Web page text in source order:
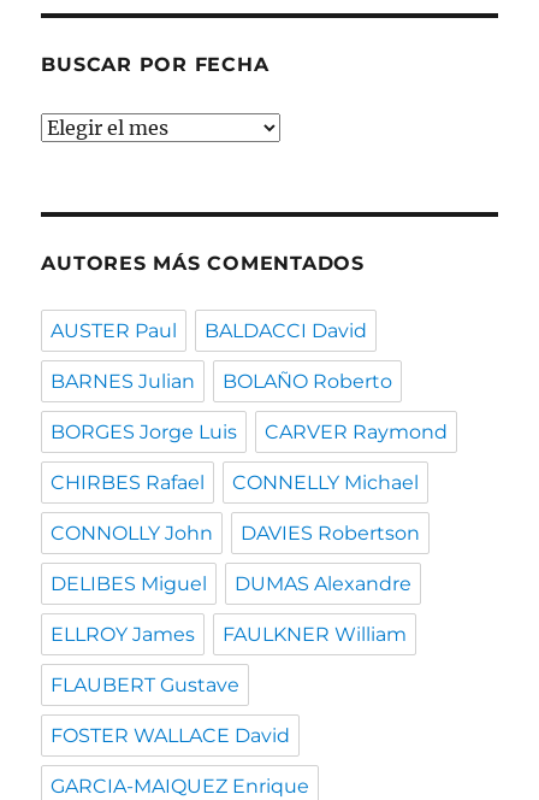
BUSCAR POR FECHA
Buscar
AUTORES MÁS COMENTADOS
AUSTER Paul BALDACCI David
BARNES Julian BOLAÑO Roberto
BORGES Jorge Luis CARVER Raymond
CHIRBES Rafael CONNELLY Michael
CONNOLLY John DAVIES Robertson
DELIBES Miguel DUMAS Alexandre
ELLROY James FAULKNER William
FLAUBERT Gustave
FOSTER WALLACE David
GARCIA-MAIQUEZ Enrique